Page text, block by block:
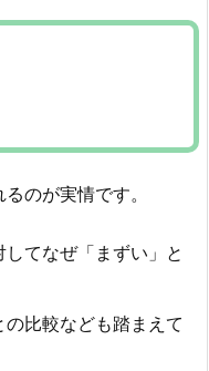
のが実情です。
てなぜ「まずい」と
比較なども踏まえて